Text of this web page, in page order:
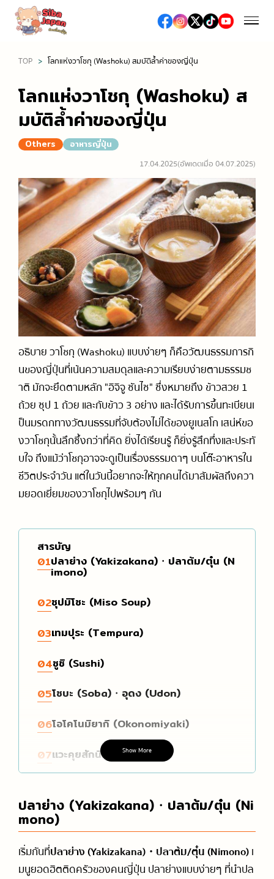
ฤดูใบไม้ผลิ (เทศกาลชมซากุระ / ดื่มมัทฉะ)
ฤดูร้อน (เทศกาลดอกไม้ไฟ / เที่ยวทะเล / งานเทศกาลต่าง
ๆ)
ฤดูหนาว (หิมะ / ออนเซ็น / เทศกาลประดับไฟ)
อาหารและร้านอาหาร
อาหารญี่ปุ่น
ซูชิ / เนื้อย่าง / ราเมง
ร้านอาหารหรู, ร้านอาหารระดับมิชลิน
สตรีทฟู้ด
ห้างสรรพสินค้าเอาท์เล็ต
ห้างสรรพสินค้า
ร้านขายยา / ร้านเครื่องสำอางค์
ร้านขายเครื่องใช้ไฟฟ้าและสินค้าปลอดภาษี
ร้านจำหน่ายการ์ตูนและสินค้าคาแรกเตอร์การ์ตูน
ร้านของฝาก
เที่ยว/ทำกิจกรรม
สถานที่ท่องเที่ยวทางธรรมชาติ
โรงแรม
ออนเซ็น / เรียวกัง
วัด / ศาลเจ้า / สถานที่ทางประวัติศาสตร์
สกี, สโนว์บอร์ด
สวนสนุก
เที่ยวญี่ปุ่นครั้งแรก
การเดินทางในญี่ปุ่น (รถไฟ / รถบัส)
รวมสำนวนภาษาญี่ปุ่นที่ใช้ได้จริง
แนะนำเกี่ยวกับมารยาทและวัฒนธรรม
TOP โลกแห่งวาโชกุ (Washoku) สมบัติล้ำค่าของญี่ปุ่น
โลกแห่งวาโชกุ (Washoku) ส
มบัติล้ำค่าของญี่ปุ่น
Others อาหารญี่ปุ่น
17.04.2025(อัพเดตเมื่อ 04.07.2025)
อธิบาย วาโชกุ (Washoku) แบบง่ายๆ ก็คือวัฒนธรรมการกิ
นของญี่ปุ่นที่เน้นความสมดุลและความเรียบง่ายตามธรรมช
าติ มักจะยึดตามหลัก "อิจิจู ซันไซ" ซึ่งหมายถึง ข้าวสวย 1
ถ้วย ซุป 1 ถ้วย และกับข้าว 3 อย่าง และได้รับการขึ้นทะเบียนเ
ป็นมรดกทางวัฒนธรรมที่จับต้องไม่ได้ของยูเนสโก เสน่ห์ขอ
งวาโชกุนั้นลึกซึ้งกว่าที่คิด ยิ่งได้เรียนรู้ ก็ยิ่งรู้สึกทึ่งและประทั
บใจ ถึงแม้ว่าโชกุอาจจะดูเป็นเรื่องธรรมดาๆ บนโต๊ะอาหารใน
ชีวิตประจำวัน แต่ในวันนี้อยากจะให้ทุกคนได้มาสัมผัสถึงควา
มยอดเยี่ยมของวาโชกุไปพร้อมๆ กัน
สารบัญ
01ปลาย่าง (Yakizakana)・ปลาต้ม/ตุ๋น (N
imono)
02ซุปมิโซะ (Miso Soup)
03เทมปุระ (Tempura)
04ซูชิ (Sushi)
05โซบะ (Soba)・อุดง (Udon)
06โอโคโนมิยากิ (Okonomiyaki)
07แวะคุยสักนิด🐶🌸Show More
ปลาย่าง (Yakizakana)・ปลาต้ม/ตุ๋น (Ni
mono)
เริ่มกันที่ปลาย่าง (Yakizakana)・ปลาต้ม/ตุ๋น (Nimono)เ
มนูยอดฮิตติดครัวของคนญี่ปุ่น ปลาย่างแบบง่ายๆ ที่นำปล